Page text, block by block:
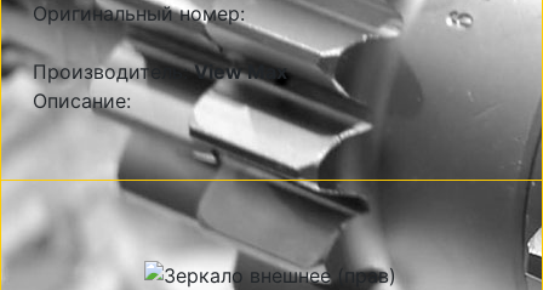
Оригинальный номер:
Производитель:View Max
Описание: